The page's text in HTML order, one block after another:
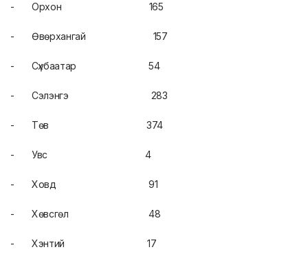
- Орхон 165
- Өвөрхангай 157
- Сүхбаатар 54
- Сэлэнгэ 283
- Төв 374
- Увс 4
- Ховд 91
- Хөвсгөл 48
- Хэнтий 17